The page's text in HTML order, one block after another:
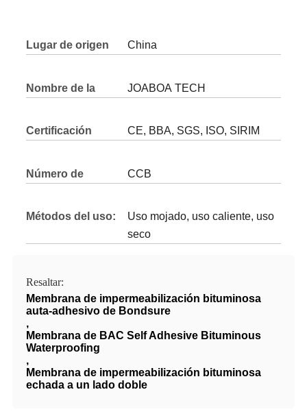
Lugar de origen China
Nombre de la
JOABOA TECH
Certificación CE, BBA, SGS, ISO, SIRIM
Número de
CCB
Métodos del uso:
Uso mojado, uso caliente, uso
seco
Resaltar:
Membrana de impermeabilización bituminosa
auta-adhesivo de Bondsure
,
Membrana de BAC Self Adhesive Bituminous
Waterproofing
,
Membrana de impermeabilización bituminosa
echada a un lado doble